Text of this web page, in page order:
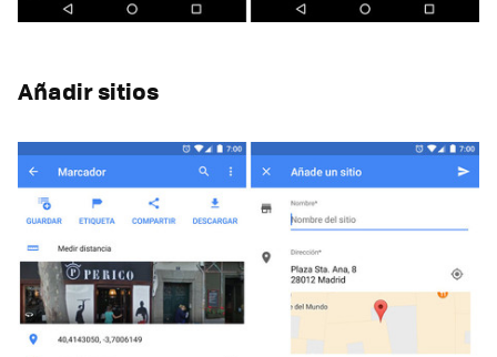
Añadir sitios